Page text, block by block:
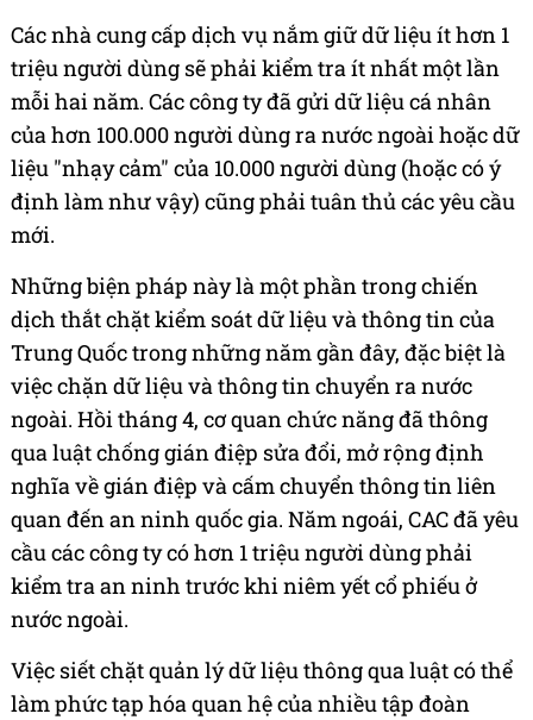
Các nhà cung cấp dịch vụ nắm giữ dữ liệu ít hơn 1
triệu người dùng sẽ phải kiểm tra ít nhất một lần
mỗi hai năm. Các công ty đã gửi dữ liệu cá nhân
của hơn 100.000 người dùng ra nước ngoài hoặc dữ
liệu "nhạy cảm" của 10.000 người dùng (hoặc có ý
định làm như vậy) cũng phải tuân thủ các yêu cầu
mới.
Những biện pháp này là một phần trong chiến
dịch thắt chặt kiểm soát dữ liệu và thông tin của
Trung Quốc trong những năm gần đây, đặc biệt là
việc chặn dữ liệu và thông tin chuyển ra nước
ngoài. Hồi tháng 4, cơ quan chức năng đã thông
qua luật chống gián điệp sửa đổi, mở rộng định
nghĩa về gián điệp và cấm chuyển thông tin liên
quan đến an ninh quốc gia. Năm ngoái, CAC đã yêu
cầu các công ty có hơn 1 triệu người dùng phải
kiểm tra an ninh trước khi niêm yết cổ phiếu ở
nước ngoài.
Việc siết chặt quản lý dữ liệu thông qua luật có thể
làm phức tạp hóa quan hệ của nhiều tập đoàn